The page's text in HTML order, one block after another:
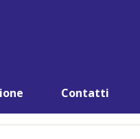
Contatti